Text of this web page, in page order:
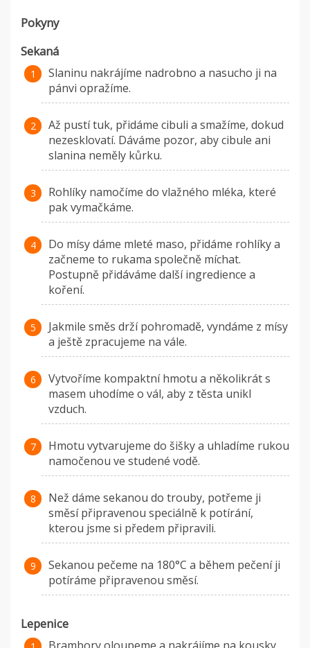
Pokyny
Sekaná
Slaninu nakrájíme nadrobno a nasucho ji na
pánvi opražíme.
Až pustí tuk, přidáme cibuli a smažíme, dokud
nezesklovatí. Dáváme pozor, aby cibule ani
slanina neměly kůrku.
Rohlíky namočíme do vlažného mléka, které
pak vymačkáme.
Do mísy dáme mleté maso, přidáme rohlíky a
začneme to rukama společně míchat.
Postupně přidáváme další ingredience a
koření.
Jakmile směs drží pohromadě, vyndáme z mísy
a ještě zpracujeme na vále.
Vytvoříme kompaktní hmotu a několikrát s
masem uhodíme o vál, aby z těsta unikl
vzduch.
Hmotu vytvarujeme do šišky a uhladíme rukou
namočenou ve studené vodě.
Než dáme sekanou do trouby, potřeme ji
směsí připravenou speciálně k potírání,
kterou jsme si předem připravili.
Sekanou pečeme na 180°C a během pečení ji
potíráme připravenou směsí.
Lepenice